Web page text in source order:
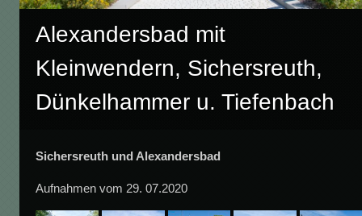
Alexandersbad mit
Kleinwendern, Sichersreuth,
Dünkelhammer u. Tiefenbach
Sichersreuth und Alexandersbad
Aufnahmen vom 29. 07.2020